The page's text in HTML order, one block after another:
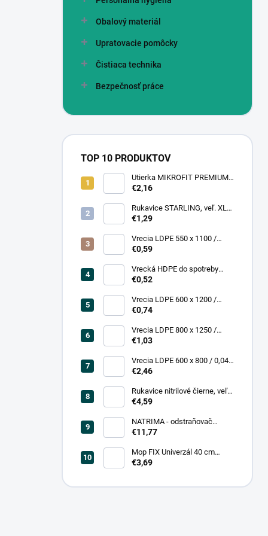
Obalový materiál
Upratovacie pomôcky
Čistiaca technika
Bezpečnosť práce
TOP 10 PRODUKTOV
Utierka MIKROFIT PREMIUM
920 40x40 cm, 305 gr./m2
€2,16
Rukavice STARLING, veľ. XL
(12 pár = bal)
€1,29
Vrecia LDPE 550 x 1100 /
0,13,1A, číra
€0,59
Vrecká HDPE do spotreby
300x400/0,007, číre, (50 ks =
€0,52
Vrecia LDPE 600 x 1200 /
0,200, transparent (25 ks)
€0,74
Vrecia LDPE 800 x 1250 /
0,20, čierna (25 ks = bal)
€1,03
Vrecia LDPE 600 x 800 / 0,04,
biele (25 ks = rol)
€2,46
Rukavice nitrilové čierne, veľ.
L (100 ks = box)
€4,59
NATRIMA - odstraňovač
starých náterov (0,75 L = bal)
€11,77
Mop FIX Univerzál 40 cm
bavlnený Fmix
€3,69